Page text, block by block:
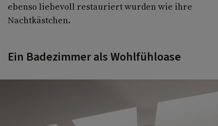
ebenso liebevoll restauriert wurden wie ihre
Nachtkästchen.
Ein Badezimmer als Wohlfühloase